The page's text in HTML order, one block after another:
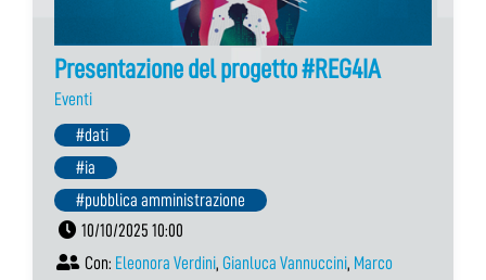
Presentazione del progetto #REG4IA
Eventi
#dati
#ia
#pubblica amministrazione
10/10/2025 10:00
Con: Eleonora Verdini, Gianluca Vannuccini, Marco